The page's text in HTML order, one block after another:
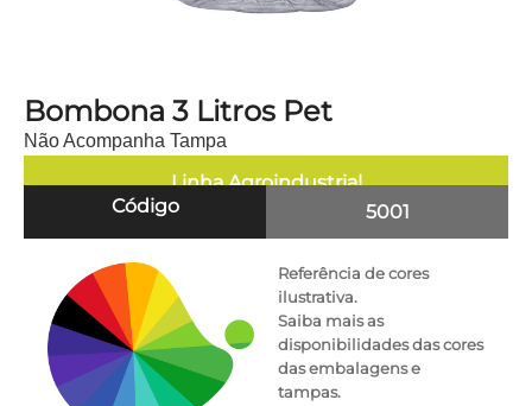
Bombona 3 Litros Pet
Não Acompanha Tampa
Linha Agroindustrial
Código
5001
Referência de cores
ilustrativa.
Saiba mais as
disponibilidades das cores
das embalagens e
tampas.